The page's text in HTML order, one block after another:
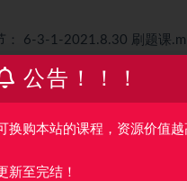
： 6-3-1-2021.8.30 刷题课
： 6-3-2-2021.9.1 刷题课.mp4
： 7-1-1-2021.9.6 刷题课
公告！！！
换购本站的课程，资源价值越
新至完结！